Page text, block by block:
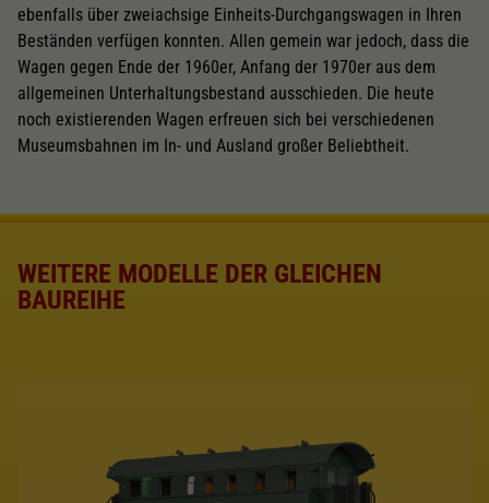
ebenfalls über zweiachsige Einheits-Durchgangswagen in Ihren
Beständen verfügen konnten. Allen gemein war jedoch, dass die
Wagen gegen Ende der 1960er, Anfang der 1970er aus dem
allgemeinen Unterhaltungsbestand ausschieden. Die heute
noch existierenden Wagen erfreuen sich bei verschiedenen
Museumsbahnen im In- und Ausland großer Beliebtheit.
WEITERE MODELLE DER GLEICHEN
BAUREIHE